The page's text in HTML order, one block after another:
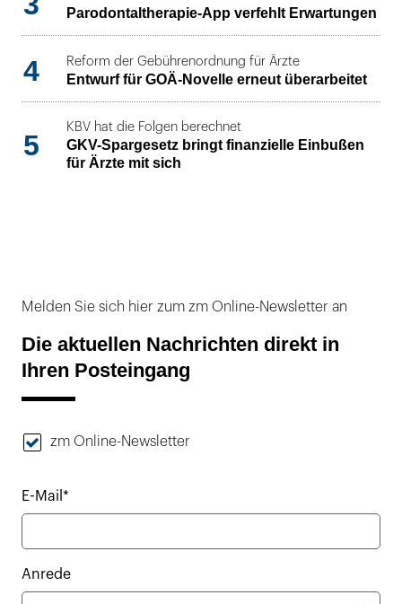
Parodontaltherapie-App verfehlt Erwartungen
4 Reform der Gebührenordnung für Ärzte
Entwurf für GOÄ-Novelle erneut überarbeitet
5
KBV hat die Folgen berechnet
GKV-Spargesetz bringt finanzielle Einbußen
für Ärzte mit sich
Melden Sie sich hier zum zm Online-Newsletter an
Die aktuellen Nachrichten direkt in
Ihren Posteingang
zm Online-Newsletter
E-Mail*
Anrede